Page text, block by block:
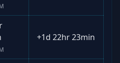
+1d 22hr 23min